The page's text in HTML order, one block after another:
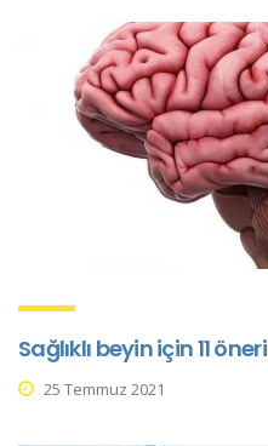
Sağlıklı beyin için 11 öneri
25 Temmuz 2021